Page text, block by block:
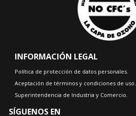
INFORMACIÓN LEGAL
Política de protección de datos personales.
Aceptación de términos y condiciones de uso.
Superintendencia de Industria y Comercio.
SÍGUENOS EN